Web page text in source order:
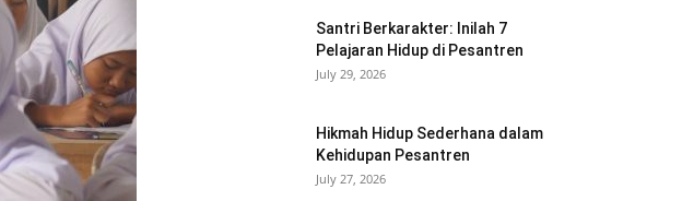
Santri Berkarakter: Inilah 7
Pelajaran Hidup di Pesantren
July 29, 2026
Hikmah Hidup Sederhana dalam
Kehidupan Pesantren
July 27, 2026